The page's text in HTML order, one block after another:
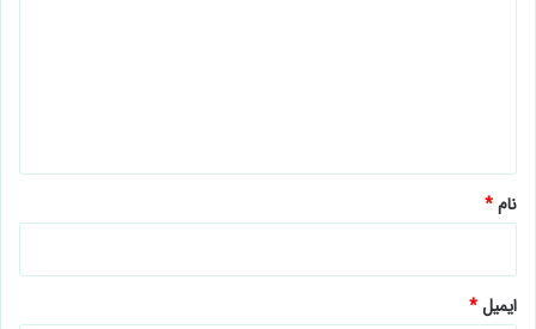
نام*
ایمیل*